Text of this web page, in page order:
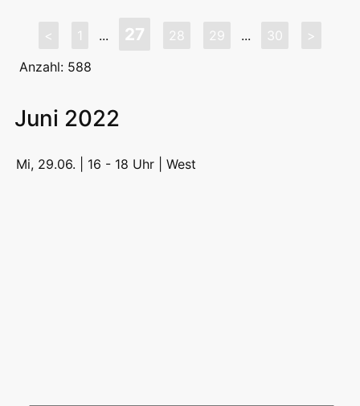
< 1 ... 27 28 29 ... 30
>
Anzahl: 588
Juni 2022
Mi, 29.06. | 16 - 18 Uhr | West